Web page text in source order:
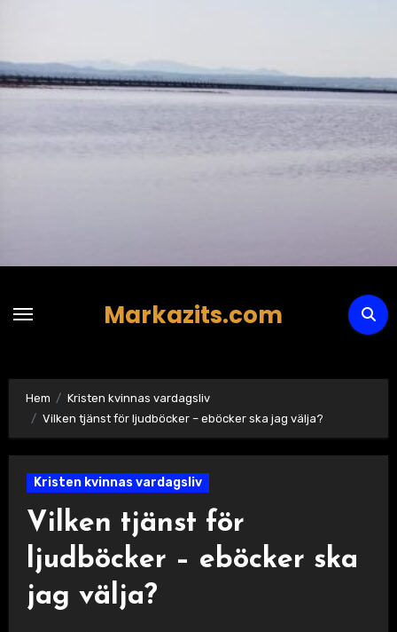
innehåll
Markazits.com
Hem
Kristen kvinnas vardagsliv
Vilken tjänst för ljudböcker – eböcker ska jag välja?
Kristen kvinnas vardagsliv
Vilken tjänst för
ljudböcker – eböcker ska
jag välja?